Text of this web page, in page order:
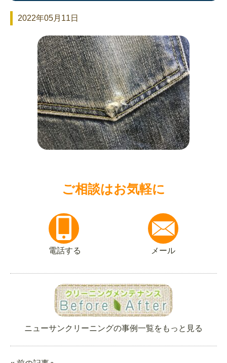
2022年05月11日
ご相談はお気軽に
電話する メール
ニューサンクリーニングの事例一覧をもっと見る